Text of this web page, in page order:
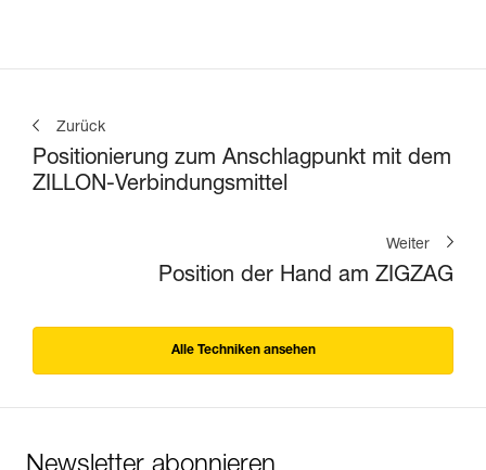
Zurück
Positionierung zum Anschlagpunkt mit dem
ZILLON-Verbindungsmittel
Weiter
Position der Hand am ZIGZAG
Alle Techniken ansehen